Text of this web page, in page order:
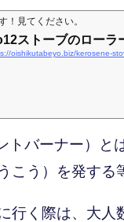
！見てください。
ストーブのローラ
oishikutabeyo.biz/kerosene-
トバーナー）と
こう）を発する
行く際は、大